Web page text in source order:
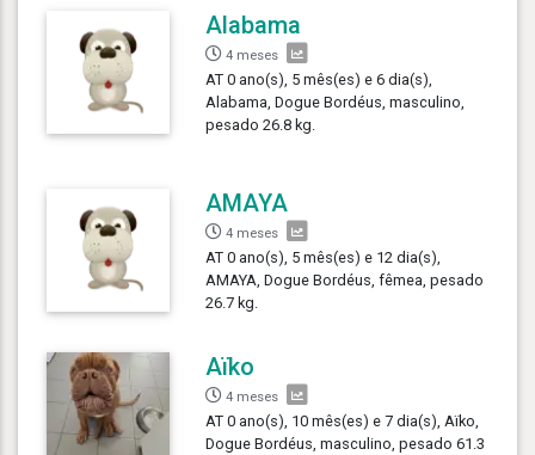
Alabama
4 meses
AT 0 ano(s), 5 mês(es) e 6 dia(s),
Alabama, Dogue Bordéus, masculino,
pesado 26.8 kg.
AMAYA
4 meses
AT 0 ano(s), 5 mês(es) e 12 dia(s),
AMAYA, Dogue Bordéus, fêmea, pesado
26.7 kg.
Aïko
4 meses
AT 0 ano(s), 10 mês(es) e 7 dia(s), Aïko,
Dogue Bordéus, masculino, pesado 61.3